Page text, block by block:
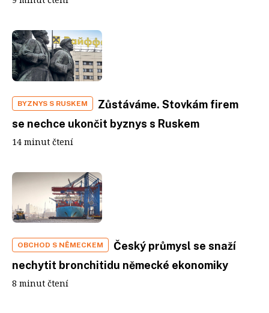
BYZNYS S RUSKEM
Zůstáváme. Stovkám firem
se nechce ukončit byznys s Ruskem
14 minut čtení
OBCHOD S NĚMECKEM
Český průmysl se snaží
nechytit bronchitidu německé ekonomiky
8 minut čtení